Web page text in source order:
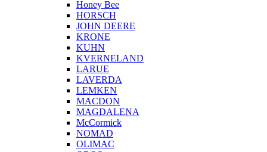
Honey Bee
HORSCH
JOHN DEERE
KRONE
KUHN
KVERNELAND
LARUE
LAVERDA
LEMKEN
MACDON
MAGDALENA
McCormick
NOMAD
OLIMAC